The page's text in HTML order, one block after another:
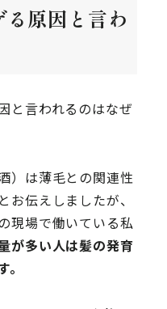
原因と言わ
と言われるのはなぜ
）は薄毛との関連性
お伝えしましたが、
現場で働いている私
が多い人は髪の発育